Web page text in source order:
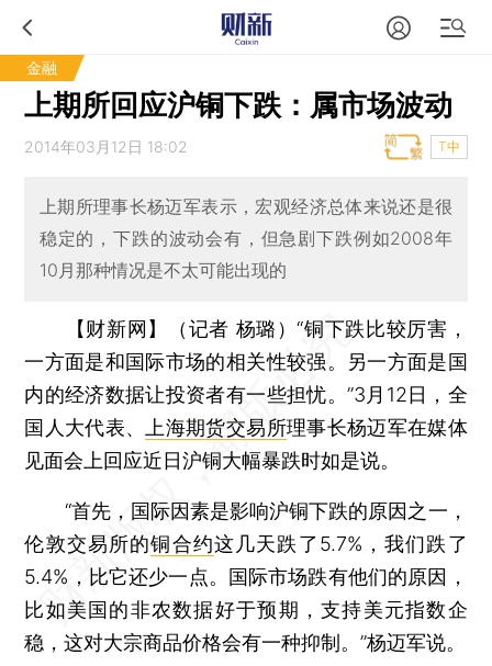
金融
上期所回应沪铜下跌：属市场波动
2014年03月12日 18:02 T中
上期所理事长杨迈军表示，宏观经济总体来说还是很
稳定的，下跌的波动会有，但急剧下跌例如2008年
10月那种情况是不太可能出现的
【财新网】（记者 杨璐）“铜下跌比较厉害，
一方面是和国际市场的相关性较强。另一方面是国
内的经济数据让投资者有一些担忧。”3月12日，全
国人大代表、
上海期货交易所理事长杨迈军在媒体
见面会上回应近日沪铜大幅暴跌时如是说。
“首先，国际因素是影响沪铜下跌的原因之一，
伦敦交易所的铜合约这几天跌了5.7%，我们跌了
5.4%，比它还少一点。国际市场跌有他们的原因，
比如美国的非农数据好于预期，支持美元指数企
稳，这对大宗商品价格会有一种抑制。”杨迈军说。